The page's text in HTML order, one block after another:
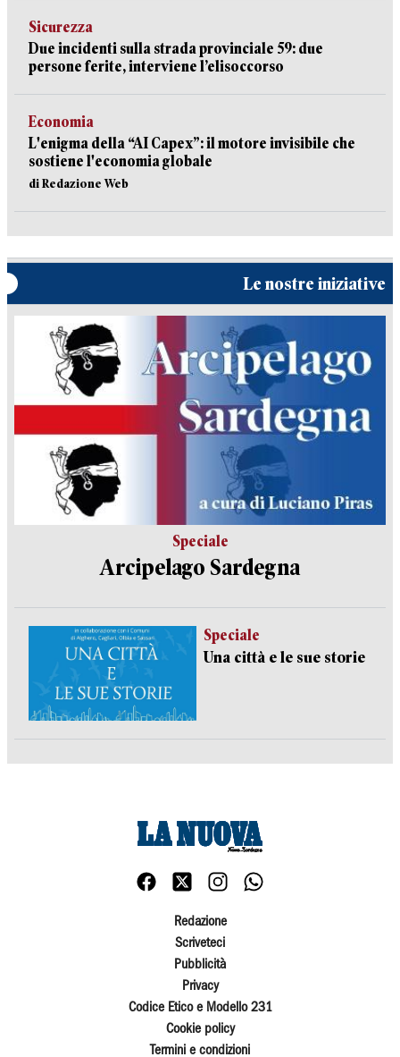
Sicurezza
Due incidenti sulla strada provinciale 59: due
persone ferite, interviene l’elisoccorso
Economia
L'enigma della “AI Capex”: il motore invisibile che
sostiene l'economia globale
di Redazione Web
Le nostre iniziative
Speciale
Arcipelago Sardegna
Speciale
Una città e le sue storie
Redazione
Scriveteci
Pubblicità
Privacy
Codice Etico e Modello 231
Cookie policy
Termini e condizioni